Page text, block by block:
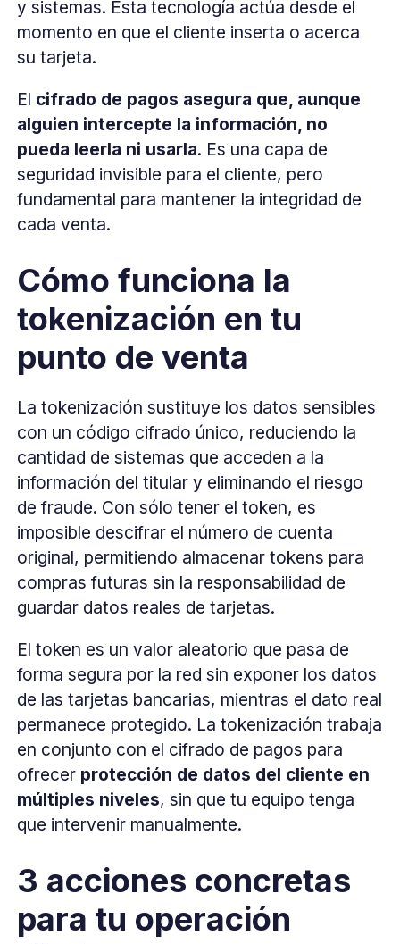
y sistemas. Esta tecnología actúa desde el
momento en que el cliente inserta o acerca
su tarjeta.
El cifrado de pagos asegura que, aunque
alguien intercepte la información, no
pueda leerla ni usarla. Es una capa de
seguridad invisible para el cliente, pero
fundamental para mantener la integridad de
cada venta.
Cómo funciona la
tokenización en tu
punto de venta
La tokenización sustituye los datos sensibles
con un código cifrado único, reduciendo la
cantidad de sistemas que acceden a la
información del titular y eliminando el riesgo
de fraude. Con sólo tener el token, es
imposible descifrar el número de cuenta
original, permitiendo almacenar tokens para
compras futuras sin la responsabilidad de
guardar datos reales de tarjetas.
El token es un valor aleatorio que pasa de
forma segura por la red sin exponer los datos
de las tarjetas bancarias, mientras el dato real
permanece protegido. La tokenización trabaja
en conjunto con el cifrado de pagos para
ofrecer protección de datos del cliente en
múltiples niveles, sin que tu equipo tenga
que intervenir manualmente.
3 acciones concretas
para tu operación